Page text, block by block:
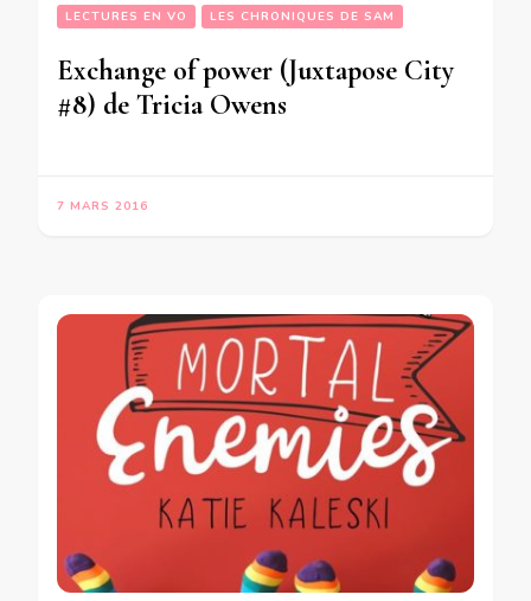
LECTURES EN VO LES CHRONIQUES DE SAM
Exchange of power (Juxtapose City
#8) de Tricia Owens
7 MARS 2016